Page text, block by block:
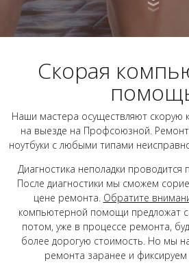
Скорая
Наши мастера осуществляют
на выезде на Профсоюзной.
ноутбуки с любыми типами
Диагностика неполадки проводится
После диагностики мы сможем
цене ремонта. Обратите
компьютерной помощи предложат
потом, уже в процессе ремонта,
более дорогую стоимость. Но мы
ремонта заранее и